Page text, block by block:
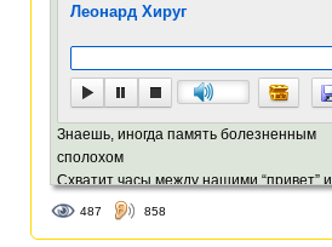
Леонард Хируг
Знаешь, иногда память болезненным
сполохом
Схватит часы между нашими “привет” и
“пока”:...
487 858